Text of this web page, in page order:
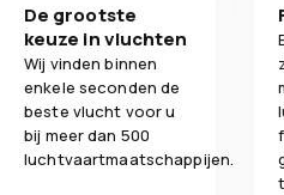
De grootste
keuze in vluchten
Wij vinden binnen
enkele seconden de
beste vlucht voor u
bij meer dan 500
luchtvaartmaatschappijen.